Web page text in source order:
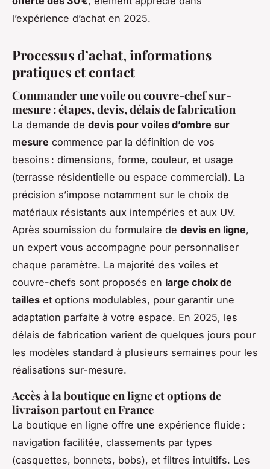
l’expérience d’achat en 2025.
Processus d’achat, informations
pratiques et contact
Commander une voile ou couvre-chef sur-
mesure : étapes, devis, délais de fabrication
La demande de devis pour voiles d’ombre sur
mesure commence par la définition de vos
besoins : dimensions, forme, couleur, et usage
(terrasse résidentielle ou espace commercial). La
précision s’impose notamment sur le choix de
matériaux résistants aux intempéries et aux UV.
Après soumission du formulaire de devis en ligne,
un expert vous accompagne pour personnaliser
chaque paramètre. La majorité des voiles et
couvre-chefs sont proposés en large choix de
tailles et options modulables, pour garantir une
adaptation parfaite à votre espace. En 2025, les
délais de fabrication varient de quelques jours pour
les modèles standard à plusieurs semaines pour les
réalisations sur-mesure.
Accès à la boutique en ligne et options de
livraison partout en France
La boutique en ligne offre une expérience fluide :
navigation facilitée, classements par types
(casquettes, bonnets, bobs), et filtres intuitifs. Les